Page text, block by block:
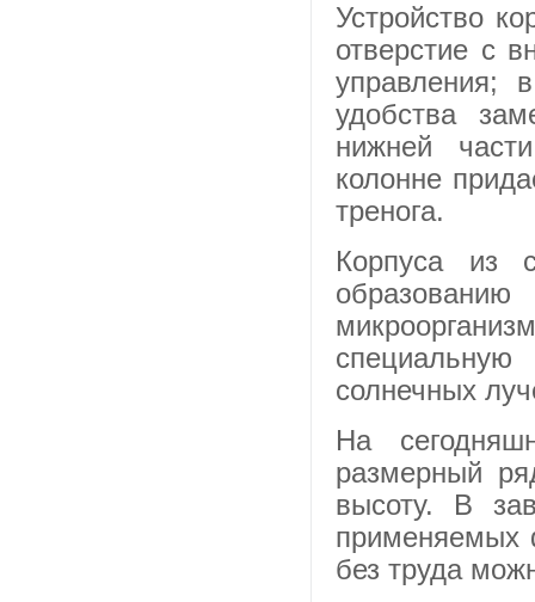
Устройство
отверстие с
управления;
удобства
нижней
колонне
тренога.
Корпуса из
солнечных
На
размерный
высоту. В
применяемых
без труда